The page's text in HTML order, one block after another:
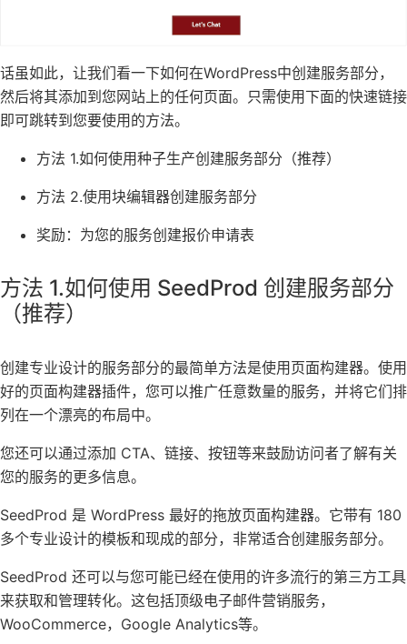
话虽如此，让我们看一下如何在WordPress中创建服务部分，
然后将其添加到您网站上的任何页面。只需使用下面的快速链接
即可跳转到您要使用的方法。
方法 1.如何使用种子生产创建服务部分（推荐）
方法 2.使用块编辑器创建服务部分
奖励：为您的服务创建报价申请表
方法 1.如何使用 SeedProd 创建服务部分
（推荐）
创建专业设计的服务部分的最简单方法是使用页面构建器。使用
好的页面构建器插件，您可以推广任意数量的服务，并将它们排
列在一个漂亮的布局中。
您还可以通过添加 CTA、链接、按钮等来鼓励访问者了解有关
您的服务的更多信息。
SeedProd 是 WordPress 最好的拖放页面构建器。它带有 180
多个专业设计的模板和现成的部分，非常适合创建服务部分。
SeedProd 还可以与您可能已经在使用的许多流行的第三方工具
来获取和管理转化。这包括顶级电子邮件营销服务，
WooCommerce，Google Analytics等。